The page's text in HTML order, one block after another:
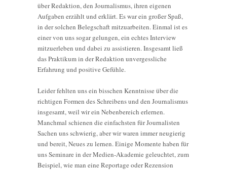
über Redaktion, den Journalismus, ihren eigenen
Aufgaben erzählt und erklärt. Es war ein großer Spaß,
in der solchen Belegschaft mitzuarbeiten. Einmal ist es
einer von uns sogar gelungen, ein echtes Interview
mitzuerleben und dabei zu assistieren. Insgesamt ließ
das Praktikum in der Redaktion unvergessliche
Erfahrung und positive Gefühle.
Leider fehlten uns ein bisschen Kenntnisse über die
richtigen Formen des Schreibens und den Journalismus
insgesamt, weil wir ein Nebenbereich erlernen.
Manchmal schienen die einfachsten für Journalisten
Sachen uns schwierig, aber wir waren immer neugierig
und bereit, Neues zu lernen. Einige Momente haben für
uns Seminare in der Medien-Akademie geleuchtet, zum
Beispiel, wie man eine Reportage oder Rezension